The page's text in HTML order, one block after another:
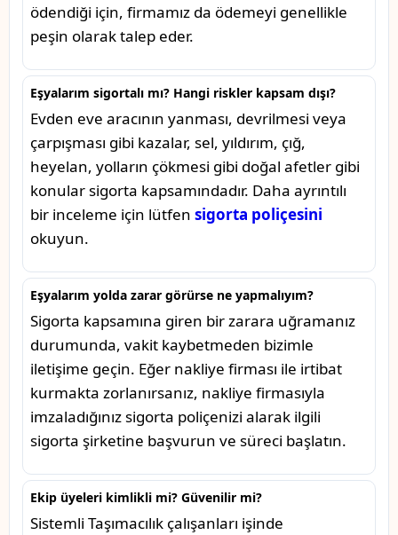
ödendiği için, firmamız da ödemeyi genellikle
peşin olarak talep eder.
Eşyalarım sigortalı mı? Hangi riskler kapsam dışı?
Evden eve aracının yanması, devrilmesi veya
çarpışması gibi kazalar, sel, yıldırım, çığ,
heyelan, yolların çökmesi gibi doğal afetler gibi
konular sigorta kapsamındadır. Daha ayrıntılı
bir inceleme için lütfen sigorta poliçesini
okuyun.
Eşyalarım yolda zarar görürse ne yapmalıyım?
Sigorta kapsamına giren bir zarara uğramanız
durumunda, vakit kaybetmeden bizimle
iletişime geçin. Eğer nakliye firması ile irtibat
kurmakta zorlanırsanız, nakliye firmasıyla
imzaladığınız sigorta poliçenizi alarak ilgili
sigorta şirketine başvurun ve süreci başlatın.
Ekip üyeleri kimlikli mi? Güvenilir mi?
Sistemli Taşımacılık çalışanları işinde